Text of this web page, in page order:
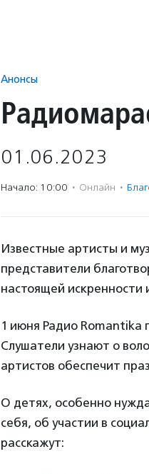
Анонсы
01.06.2023
Начало: 10:00 · Онлайн ·
Известные артисты и
представители
настоящей искренности
1 июня Радио
Слушатели узнают о
артистов обеспечит
О детях, особенно
себя, об участии в
расскажут: